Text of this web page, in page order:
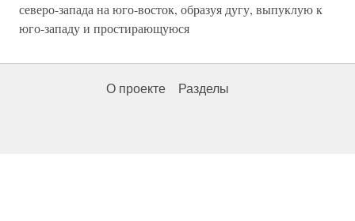
северо-запада на юго-восток, образуя дугу, выпуклую к
юго-западу и простирающуюся
О проекте Разделы